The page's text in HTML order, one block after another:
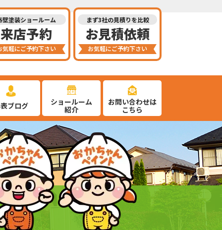
壁塗装ショールーム
来店予約
気軽にご予約下さい
まず3社の見積りを比較
お見積依頼
お気軽にご予約下さい
ブログ
ショールーム
紹介
お問い合わせは
こちら